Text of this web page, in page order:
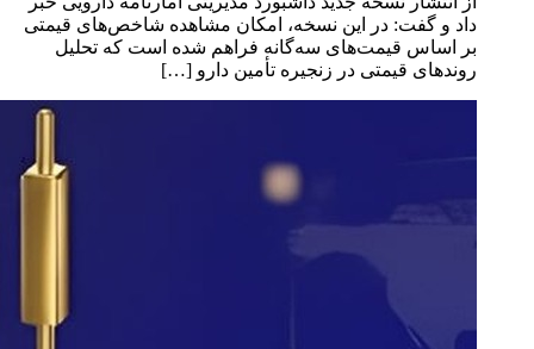
داد و گفت: در این نسخه، امکان مشاهده شاخص‌های قیمتی
بر اساس قیمت‌های سه‌گانه فراهم شده است که تحلیل
روندهای قیمتی در زنجیره تأمین دارو […]